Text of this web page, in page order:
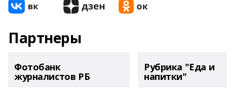
Партнеры
Фотобанк
журналистов РБ
Рубрика "Еда и
напитки"